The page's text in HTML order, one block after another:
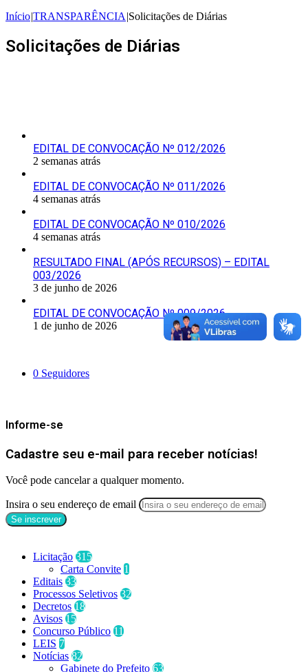
Início|TRANSPARÊNCIA |Solicitações de Diárias
Solicitações de Diárias
EDITAL DE CONVOCAÇÃO Nº 012/2026
2 semanas atrás
EDITAL DE CONVOCAÇÃO Nº 011/2026
4 semanas atrás
EDITAL DE CONVOCAÇÃO Nº 010/2026
4 semanas atrás
RESULTADO FINAL (APÓS RECURSOS) – EDITAL
003/2026
3 de junho de 2026
EDITAL DE CONVOCAÇÃO Nº 009/2026
1 de junho de 2026
0 Seguidores
Informe-se
Cadastre seu e-mail para receber notícias!
Você pode cancelar a qualquer momento.
Insira o seu endereço de email
Licitação 315
Carta Convite 1
Editais 33
Processos Seletivos 32
Decretos 18
Avisos 15
Concurso Público 11
LEIS 7
Notícias 82
Gabinete do Prefeito 63